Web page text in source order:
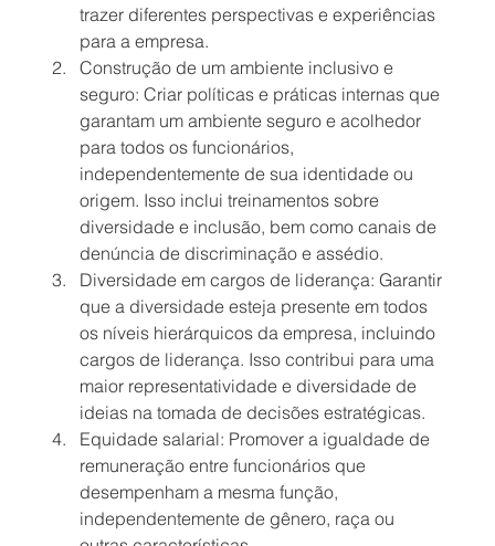
trazer diferentes perspectivas e experiências
para a empresa.
Construção de um ambiente inclusivo e
seguro: Criar políticas e práticas internas que
garantam um ambiente seguro e acolhedor
para todos os funcionários,
independentemente de sua identidade ou
origem. Isso inclui treinamentos sobre
diversidade e inclusão, bem como canais de
denúncia de discriminação e assédio.
Diversidade em cargos de liderança: Garantir
que a diversidade esteja presente em todos
os níveis hierárquicos da empresa, incluindo
cargos de liderança. Isso contribui para uma
maior representatividade e diversidade de
ideias na tomada de decisões estratégicas.
Equidade salarial: Promover a igualdade de
remuneração entre funcionários que
desempenham a mesma função,
independentemente de gênero, raça ou